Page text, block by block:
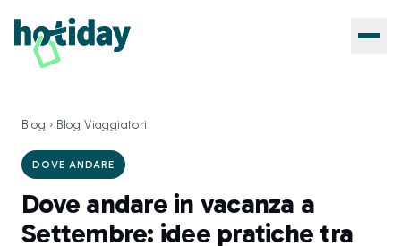
Blog › Blog Viaggiatori
DOVE ANDARE
Dove andare in vacanza a
Settembre: idee pratiche tra